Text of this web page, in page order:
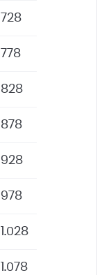
728
778
828
878
928
978
1.028
1.078